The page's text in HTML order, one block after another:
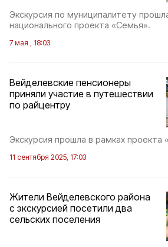
Экскурсия по муниципалитету
национального проекта «Семья».
7 мая , 18:03
Вейделевские пенсионеры
приняли участие в путешествии
по райцентру
Экскурсия прошла в рамках проекта
11 сентября 2025, 17:03
Жители Вейделевского района
с экскурсией посетили два
сельских поселения